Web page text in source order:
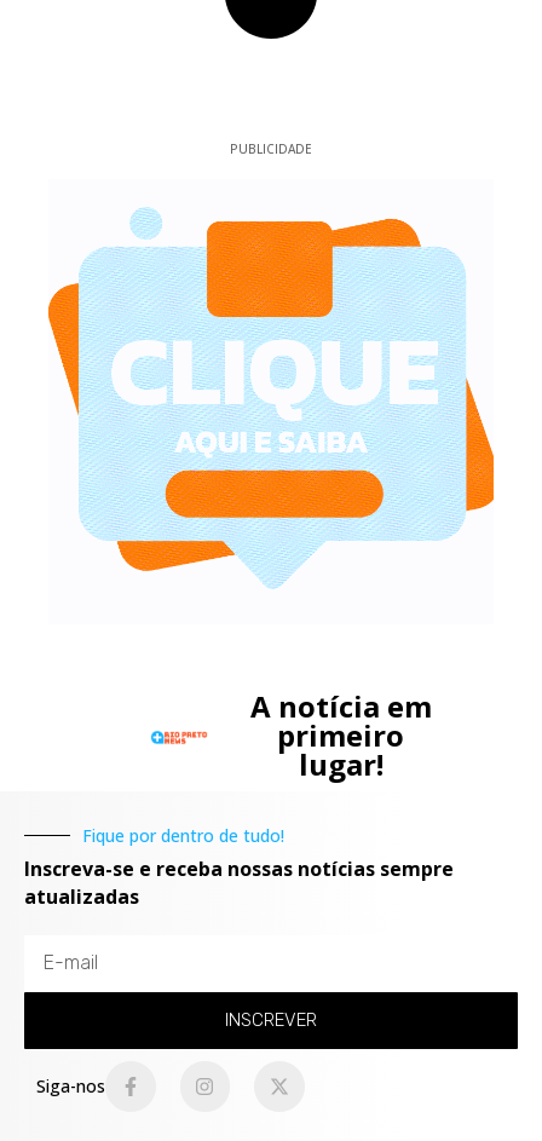
PUBLICIDADE
A notícia em
primeiro
lugar!
Fique por dentro de tudo!
Inscreva-se e receba nossas notícias sempre
atualizadas
INSCREVER
Siga-nos